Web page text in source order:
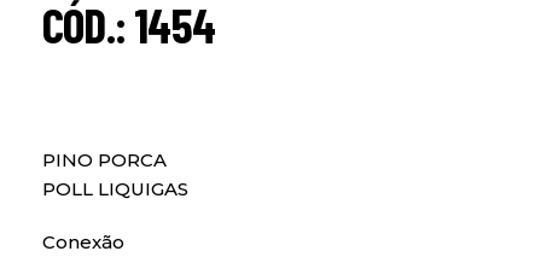
CÓD.: 1454
PINO PORCA
POLL LIQUIGAS
Conexão